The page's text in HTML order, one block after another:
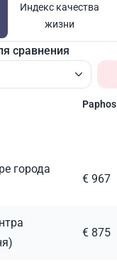
Индекс качества
жизни
сравнения
Paphos
города
€ 967
€ 875